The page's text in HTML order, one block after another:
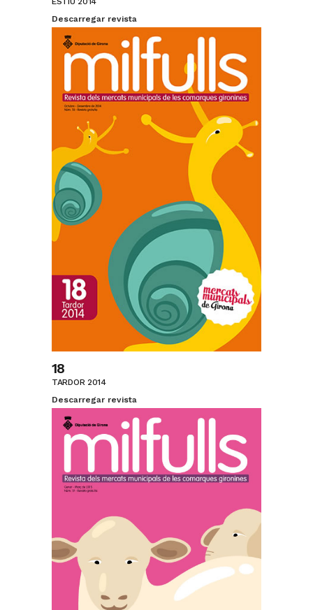
Descarregar revista
18
TARDOR 2014
Descarregar revista